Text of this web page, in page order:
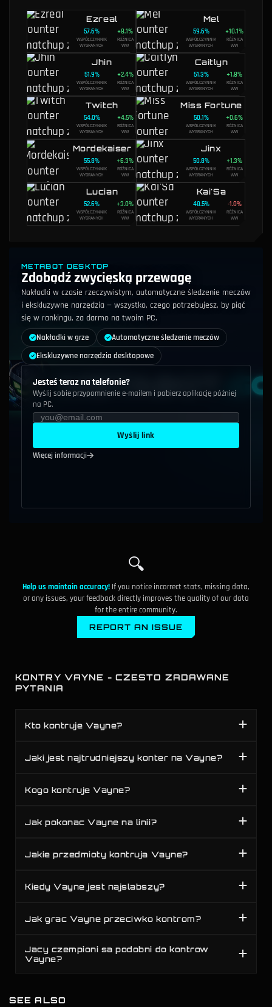
Ezreal
57.6%
WSPÓŁCZYNNIK
WYGRANYCH
+8.1%
RÓŻNICA
WW
Mel
59.6%
WSPÓŁCZYNNIK
WYGRANYCH
+10.1%
RÓŻNICA
WW
Jhin
51.9%
WSPÓŁCZYNNIK
WYGRANYCH
+2.4%
RÓŻNICA
WW
Caitlyn
51.3%
WSPÓŁCZYNNIK
WYGRANYCH
+1.8%
RÓŻNICA
WW
Twitch
54.0%
WSPÓŁCZYNNIK
WYGRANYCH
+4.5%
RÓŻNICA
WW
Miss Fortune
50.1%
WSPÓŁCZYNNIK
WYGRANYCH
+0.6%
RÓŻNICA
WW
Mordekaiser
55.8%
WSPÓŁCZYNNIK
WYGRANYCH
+6.3%
RÓŻNICA
WW
Jinx
50.8%
WSPÓŁCZYNNIK
WYGRANYCH
+1.3%
RÓŻNICA
WW
Lucian
52.6%
WSPÓŁCZYNNIK
WYGRANYCH
+3.0%
RÓŻNICA
WW
Kai'Sa
48.5%
WSPÓŁCZYNNIK
WYGRANYCH
-1.0%
RÓŻNICA
WW
METABOT DESKTOP
Zdobądź zwycięską przewagę
Nakładki w czasie rzeczywistym, automatyczne śledzenie meczów
i ekskluzywne narzędzia — wszystko, czego potrzebujesz, by piąć
się w rankingu, za darmo na twoim PC.
Nakładki w grze
Automatyczne śledzenie meczów
Ekskluzywne narzędzia desktopowe
Jesteś teraz na telefonie?
Wyślij sobie przypomnienie e-mailem i pobierz aplikację później
na PC.
Wyślij link
Więcej informacji
🔍
Help us maintain accuracy! If you notice incorrect stats, missing data,
or any issues, your feedback directly improves the quality of our data
for the entire community.
REPORT AN ISSUE
KONTRY VAYNE - CZESTO ZADAWANE
PYTANIA
Kto kontruje Vayne?
Jaki jest najtrudniejszy konter na Vayne?
Kogo kontruje Vayne?
Jak pokonac Vayne na linii?
Jakie przedmioty kontruja Vayne?
Kiedy Vayne jest najslabszy?
Jak grac Vayne przeciwko kontrom?
Jacy czempioni sa podobni do kontrow
Vayne?
SEE ALSO